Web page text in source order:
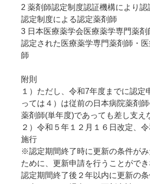
2 薬剤師認定制度認証機構により
認定制度による認定薬剤師
3 日本医療薬学会医療薬学専門薬剤
認定された医療薬学専門薬剤師・
師
附則
１）ただし、令和7年度までに認定
っては４）は従前の日本病院薬剤
薬剤師(単年度)であっても差し支え
２）令和５年１２月１６日改定、
施行
※認定期間終了時に更新の条件が
ために、更新申請を行うことができ
認定期間終了後２年以内に更新の